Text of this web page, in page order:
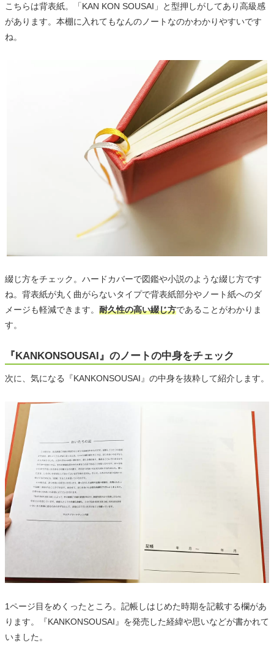
こちらは背表紙。「KAN KON SOUSAI」と型押しがしてあり高級感
があります。本棚に入れてもなんのノートなのかわかりやすいです
ね。
綴じ方をチェック。ハードカバーで図鑑や小説のような綴じ方です
ね。背表紙が丸く曲がらないタイプで背表紙部分やノート紙へのダ
メージも軽減できます。 耐久性の高い綴じ方であることがわかりま
す。
『KANKONSOUSAI』のノートの中身をチェック
次に、気になる『KANKONSOUSAI』の中身を抜粋して紹介します。
1ページ目をめくったところ。記帳しはじめた時期を記載する欄があ
ります。『KANKONSOUSAI』を発売した経緯や思いなどが書かれて
いました。